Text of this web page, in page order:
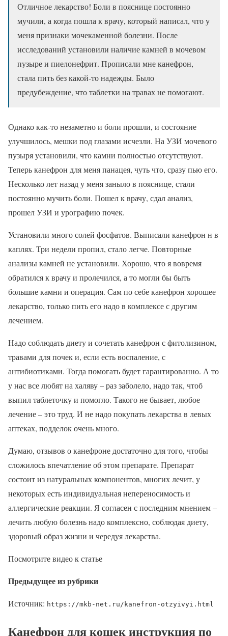
Отличное лекарство! Боли в пояснице постоянно
мучили, а когда пошла к врачу, который написал, что у
меня признаки мочекаменной болезни. После
исследований установили наличие камней в мочевом
пузыре и пиелонефрит. Прописали мне канефрон,
стала пить без какой-то надежды. Было
предубеждение, что таблетки на травах не помогают.
Однако как-то незаметно и боли прошли, и состояние
улучшилось, мешки под глазами исчезли. На УЗИ мочевого
пузыря установили, что камни полностью отсутствуют.
Теперь канефрон для меня панацея, чуть что, сразу пью его.
Несколько лет назад у меня заныло в пояснице, стали
постоянно мучить боли. Пошел к врачу, сдал анализ,
прошел УЗИ и урографию почек.
Установили много солей фосфатов. Выписали канефрон н в
каплях. Три недели пропил, стало легче. Повторные
анализы камней не установили. Хорошо, что я вовремя
обратился к врачу и пролечился, а то могли бы быть
большие камни и операция. Сам по себе канефрон хорошее
лекарство, только пить его надо в комплексе с другим
лечением.
Надо соблюдать диету и сочетать канефрон с фитолизином,
травами для почек и, если есть воспаление, с
антибиотиками. Тогда помогать будет гарантированно. А то
у нас все любят на халяву – раз заболело, надо так, чтоб
выпил таблеточку и помогло. Такого не бывает, любое
лечение – это труд. И не надо покупать лекарства в левых
аптеках, подделок очень много.
Думаю, отзывов о канефроне достаточно для того, чтобы
сложилось впечатление об этом препарате. Препарат
состоит из натуральных компонентов, многих лечит, у
некоторых есть индивидуальная непереносимость и
аллергические реакции. Я согласен с последним мнением –
лечить любую болезнь надо комплексно, соблюдая диету,
здоровый образ жизни и чередуя лекарства.
Посмотрите видео к статье
Предыдущее из рубрики
Источник: https://mkb-net.ru/kanefron-otzyivyi.html
Канефрон для кошек инструкция по